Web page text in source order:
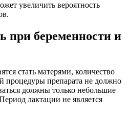
увеличить вероятность
при беременности и
стать матерями, количество
процедуры препарата не должно
должны только небольшие
лактации не является